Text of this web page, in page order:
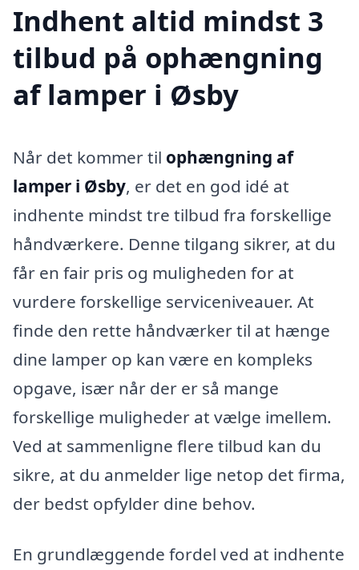
Indhent altid mindst 3
tilbud på ophængning
af lamper i Øsby
Når det kommer til ophængning af
lamper i Øsby, er det en god idé at
indhente mindst tre tilbud fra forskellige
håndværkere. Denne tilgang sikrer, at du
får en fair pris og muligheden for at
vurdere forskellige serviceniveauer. At
finde den rette håndværker til at hænge
dine lamper op kan være en kompleks
opgave, især når der er så mange
forskellige muligheder at vælge imellem.
Ved at sammenligne flere tilbud kan du
sikre, at du anmelder lige netop det firma,
der bedst opfylder dine behov.
En grundlæggende fordel ved at indhente